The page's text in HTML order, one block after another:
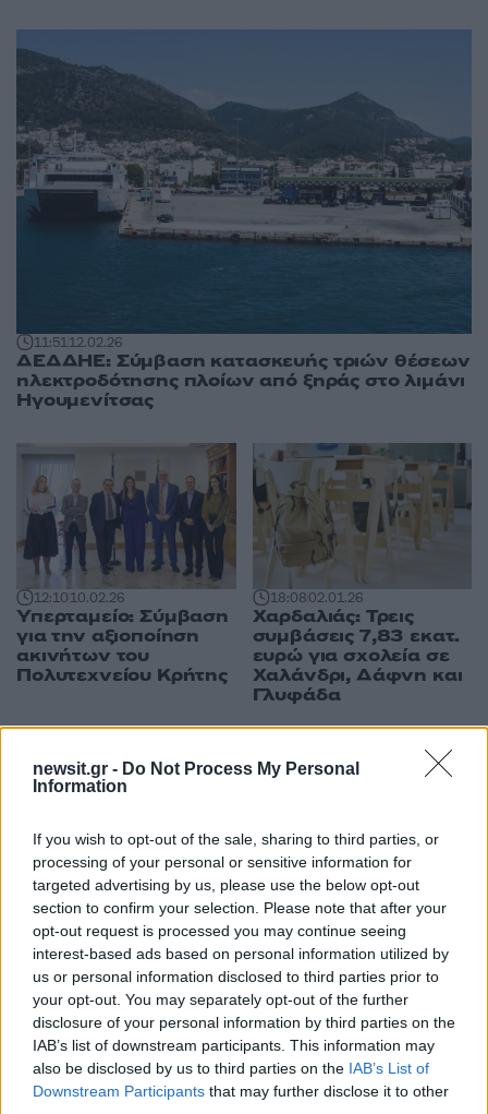
newsit.gr - Do Not Process My Personal
Information
If you wish to opt-out of the sale, sharing to third parties, or
processing of your personal or sensitive information for
targeted advertising by us, please use the below opt-out
section to confirm your selection. Please note that after your
opt-out request is processed you may continue seeing
interest-based ads based on personal information utilized by
us or personal information disclosed to third parties prior to
your opt-out. You may separately opt-out of the further
disclosure of your personal information by third parties on the
IAB’s list of downstream participants. This information may
also be disclosed by us to third parties on the IAB’s List of
Downstream Participants that may further disclose it to other
11:5112.02.26
ΔΕΔΔΗΕ: Σύμβαση κατασκευής τριών θέσεων
ηλεκτροδότησης πλοίων από ξηράς στο λιμάνι
Ηγουμενίτσας
12:1010.02.26
Υπερταμείο: Σύμβαση
για την αξιοποίηση
ακινήτων του
Πολυτεχνείου Κρήτης
18:0802.01.26
Χαρδαλιάς: Τρεις
συμβάσεις 7,83 εκατ.
ευρώ για σχολεία σε
Χαλάνδρι, Δάφνη και
Γλυφάδα
ΔΙΑΦΗΜΙΣΗ